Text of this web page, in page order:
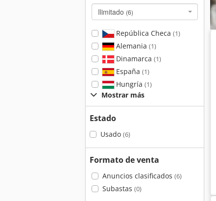
Ilimitado (6)
República Checa (1)
Alemania (1)
Dinamarca (1)
España (1)
Hungría (1)
Mostrar más
Estado
Usado (6)
Formato de venta
Anuncios clasificados (6)
Subastas (0)